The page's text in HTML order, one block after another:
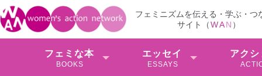
フェミニズムを伝える・学ぶ・つ
サイト（WAN ）
フェミな本
BOOKS
エッセイ
ESSAYS
アクシ